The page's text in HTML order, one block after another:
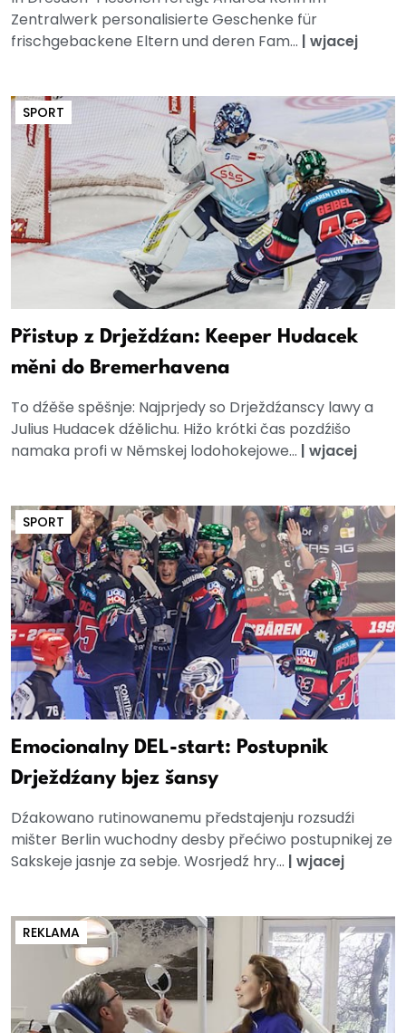
Zentralwerk personalisierte Geschenke für
frischgebackene Eltern und deren Fam... | wjacej
SPORT
Přistup z Drježdźan: Keeper Hudacek
měni do Bremerhavena
To dźěše spěšnje: Najprjedy so Drježdźanscy lawy a
Julius Hudacek dźělichu. Hižo krótki čas pozdźišo
namaka profi w Němskej lodohokejowe... | wjacej
SPORT
Emocionalny DEL-start: Postupnik
Drježdźany bjez šansy
Dźakowano rutinowanemu předstajenju rozsudźi
mišter Berlin wuchodny desby přećiwo postupnikej ze
Sakskeje jasnje za sebje. Wosrjedź hry... | wjacej
REKLAMA